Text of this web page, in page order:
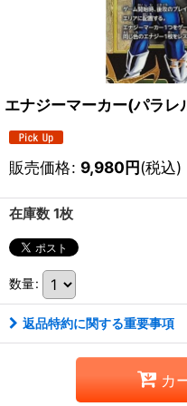
エナジーマーカー(パラ
販売価格: 9,980円(税込)
在庫数 1枚
数量:
返品特約に関する重要事項
カ